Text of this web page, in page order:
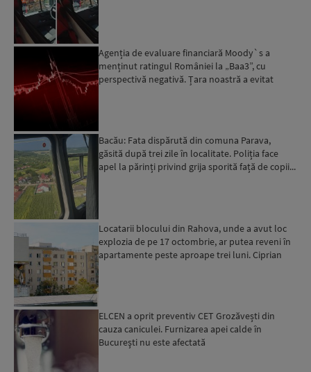
Agenția de evaluare financiară Moody`s a
menținut ratingul României la „Baa3”, cu
perspectivă negativă. Țara noastră a evitat
Bacău: Fata dispărută din comuna Parava,
găsită după trei zile în localitate. Poliția face
apel la părinți privind grija sporită față de copii...
Locatarii blocului din Rahova, unde a avut loc
explozia de pe 17 octombrie, ar putea reveni în
apartamente peste aproape trei luni. Ciprian
ELCEN a oprit preventiv CET Grozăvești din
cauza caniculei. Furnizarea apei calde în
Bucureşti nu este afectată